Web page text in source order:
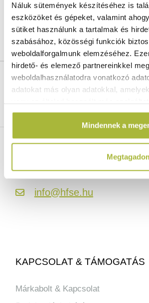
Náluk sütemények készítéséhez is
eszközöket és gépeket, valamint
sütiket használunk a tartalmak és
szabásához, közösségi funkciók
weboldalforgalmunk elemzéséhez.
hirdető- és elemező partnereinkkel
weboldalhasználatodra vonatkozó
adatokat más olyan adatokkal,
Mindennek a
Gyártó:HENDI
Vonalkód / GTIN azonosító:
Ingyenes szállítás 25 000 Ft felett
Szállítás akár 1 munkanapon belül
Több mint 2000 termék raktáron
ELÉRHETŐSÉGEINK
06 (1) 770 1100
info@hfse.hu
KAPCSOLAT & TÁMOGATÁS
Márkabolt & Kapcsolat